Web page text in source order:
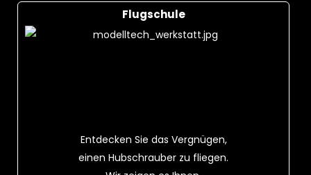
Flugschule
Entdecken Sie das Vergnügen,
einen Hubschrauber zu fliegen.